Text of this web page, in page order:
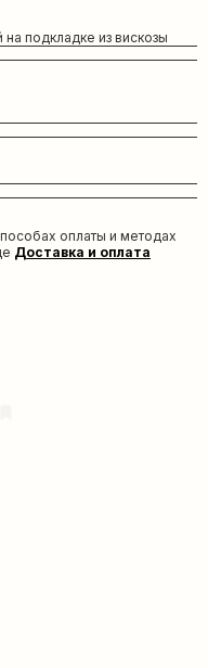
подкладке из вискозы
оплаты и методах
Доставка и оплата